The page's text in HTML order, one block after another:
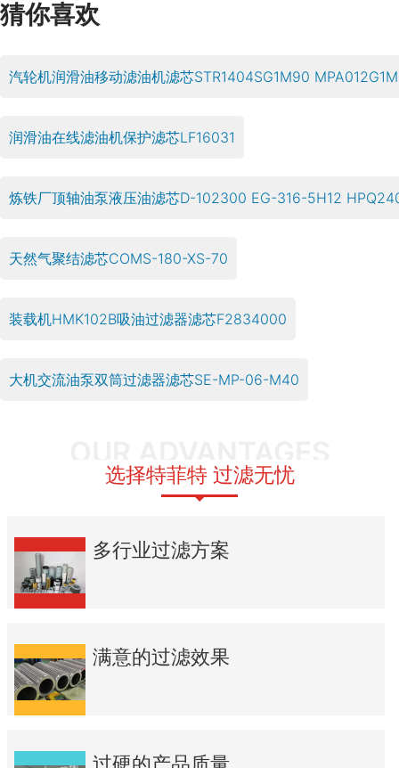
猜你喜欢
汽轮机润滑油移动滤油机滤芯STR1404SG1M90
润滑油在线滤油机保护滤芯LF16031
炼铁厂顶轴油泵液压油滤芯D-102300 EG-316-5H12
天然气聚结滤芯COMS-180-XS-70
装载机HMK102B吸油过滤器滤芯F2834000
大机交流油泵双筒过滤器滤芯SE-MP-06-M40
选择特菲特 过滤无忧
多行业过滤方案
满意的过滤效果
过硬的产品质量